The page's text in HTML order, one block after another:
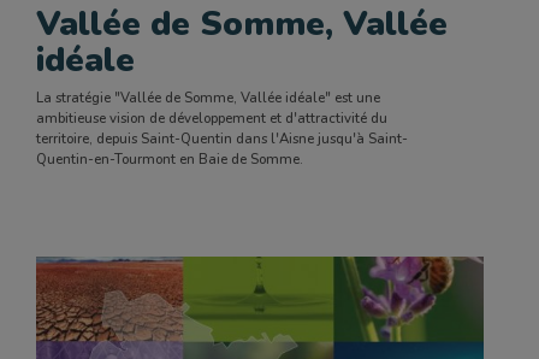
Vallée de Somme, Vallée
idéale
La stratégie "Vallée de Somme, Vallée idéale" est une
ambitieuse vision de développement et d'attractivité du
territoire, depuis Saint-Quentin dans l'Aisne jusqu'à Saint-
Quentin-en-Tourmont en Baie de Somme.